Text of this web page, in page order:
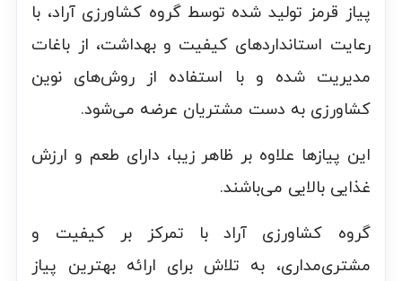
پیاز قرمز تولید شده توسط گروه کشاورزی آراد، با
رعایت استانداردهای کیفیت و بهداشت، از باغات
مدیریت شده و با استفاده از روش‌های نوین
کشاورزی به دست مشتریان عرضه می‌شود.
این پیاز‌ها علاوه بر ظاهر زیبا، دارای طعم و ارزش
غذایی بالایی می‌باشند.
گروه کشاورزی آراد با تمرکز بر کیفیت و
مشتری‌مداری، به تلاش برای ارائه بهترین پیاز